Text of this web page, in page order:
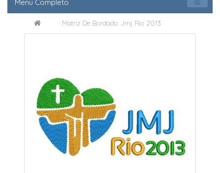
Menu Completo
Matriz De Bordado Jmj Rio 2013